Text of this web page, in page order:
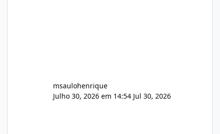
msaulohenrique
Julho 30, 2026 em 14:54 Jul 30, 2026